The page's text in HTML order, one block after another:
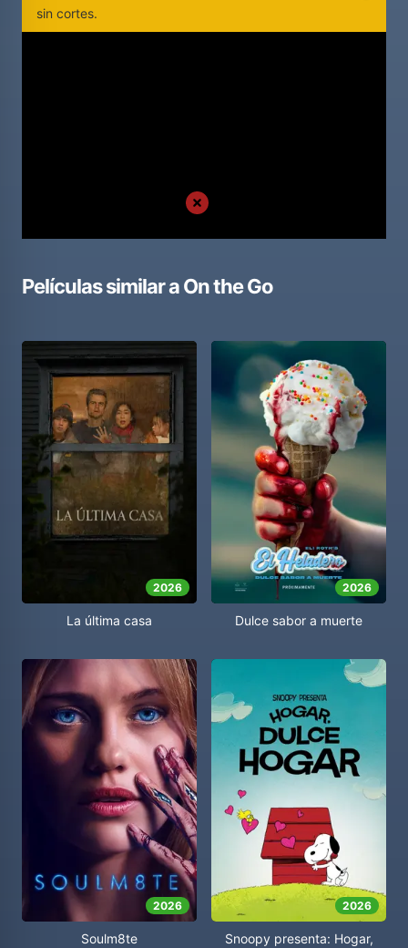
sin cortes.
Películas similar aOn the Go
2026
La última casa
2026
Dulce sabor a muerte
2026
Soulm8te
2026
Snoopy presenta: Hogar,